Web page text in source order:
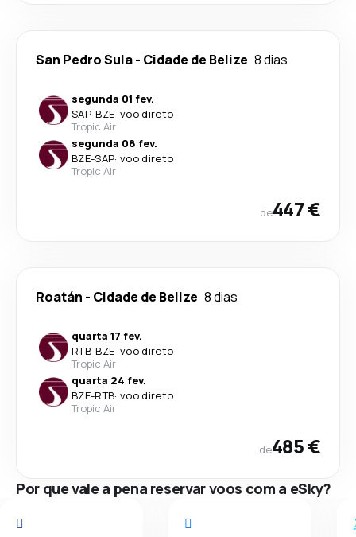
San Pedro Sula- Cidade de Belize 8 dias
segunda 01 fev.
SAP-BZE· voo direto
Tropic Air
segunda 08 fev.
BZE-SAP· voo direto
Tropic Air
de447 €
Roatán - Cidade de Belize 8 dias
quarta 17 fev.
RTB-BZE· voo direto
Tropic Air
quarta 24 fev.
BZE-RTB· voo direto
Tropic Air
de485 €
Por que vale a pena reservar voos com a eSky?